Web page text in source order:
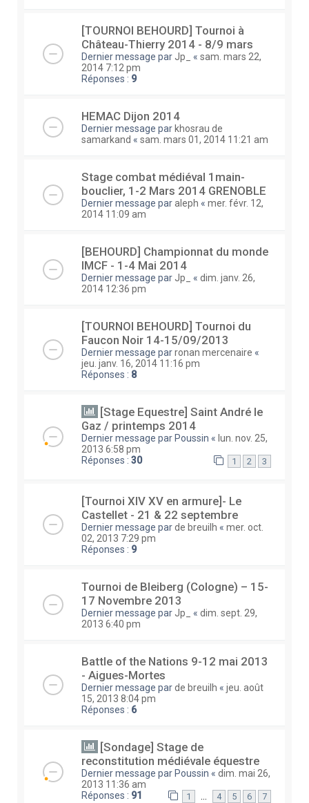
[TOURNOI BEHOURD] Tournoi à
Château-Thierry 2014 - 8/9 mars
Dernier message par Jp_ « sam. mars 22,
2014 7:12 pm
Réponses : 9
HEMAC Dijon 2014
Dernier message par khosrau de
samarkand « sam. mars 01, 2014 11:21 am
Stage combat médiéval 1main-
bouclier, 1-2 Mars 2014 GRENOBLE
Dernier message paraleph « mer. févr. 12,
2014 11:09 am
[BEHOURD] Championnat du monde
IMCF - 1-4 Mai 2014
Dernier message par Jp_ « dim. janv. 26,
2014 12:36 pm
[TOURNOI BEHOURD] Tournoi du
Faucon Noir 14-15/09/2013
Dernier message parronan mercenaire «
jeu. janv. 16, 2014 11:16 pm
Réponses : 8
[Stage Equestre] Saint André le
Gaz / printemps 2014
Dernier message par Poussin « lun. nov. 25,
2013 6:58 pm
Réponses : 30 1 2 3
[Tournoi XIV XV en armure]- Le
Castellet - 21 & 22 septembre
Dernier message parde breuilh « mer. oct.
02, 2013 7:29 pm
Réponses : 9
Tournoi de Bleiberg (Cologne) – 15-
17 Novembre 2013
Dernier message par Jp_ « dim. sept. 29,
2013 6:40 pm
Battle of the Nations 9-12 mai 2013
- Aigues-Mortes
Dernier message parde breuilh « jeu. août
15, 2013 8:04 pm
Réponses : 6
[Sondage] Stage de
reconstitution médiévale équestre
Dernier message par Poussin « dim. mai 26,
2013 11:36 am
Réponses : 91 1 … 4 5 6 7